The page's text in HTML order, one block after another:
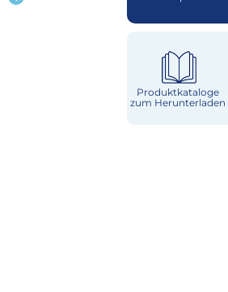
Produktkataloge
zum Herunterladen